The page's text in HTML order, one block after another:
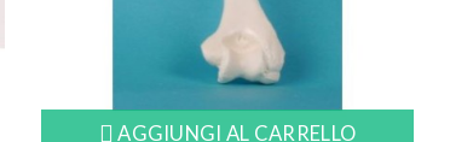
AGGIUNGI AL CARRELLO